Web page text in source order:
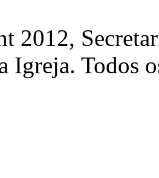
2012,
Igreja. Todos